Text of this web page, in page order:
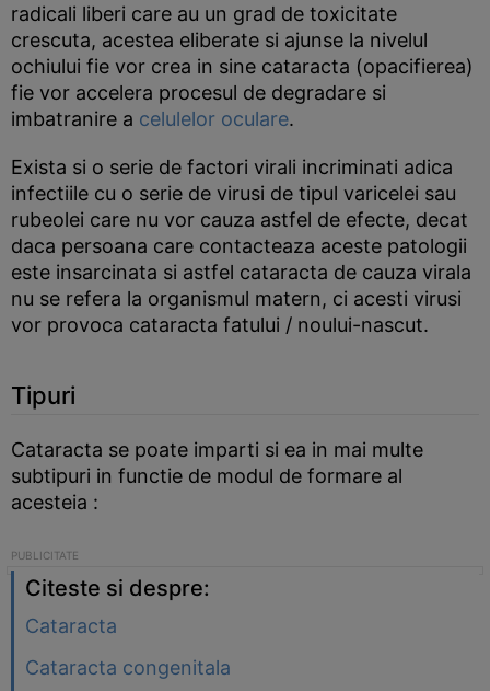
radicali liberi care au un grad de toxicitate
crescuta, acestea eliberate si ajunse la nivelul
ochiului fie vor crea in sine cataracta (opacifierea)
fie vor accelera procesul de degradare si
imbatranire a celulelor oculare.
Exista si o serie de factori virali incriminati adica
infectiile cu o serie de virusi de tipul varicelei sau
rubeolei care nu vor cauza astfel de efecte, decat
daca persoana care contacteaza aceste patologii
este insarcinata si astfel cataracta de cauza virala
nu se refera la organismul matern, ci acesti virusi
vor provoca cataracta fatului / noului-nascut.
Tipuri
Cataracta se poate imparti si ea in mai multe
subtipuri in functie de modul de formare al
acesteia :
Citeste si despre:
Cataracta
Cataracta congenitala